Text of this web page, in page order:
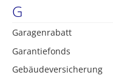
G
Garagenrabatt
Garantiefonds
Gebäudeversicherung